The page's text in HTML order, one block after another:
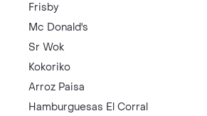
Frisby
Mc Donald's
Sr Wok
Kokoriko
Arroz Paisa
Hamburguesas El Corral